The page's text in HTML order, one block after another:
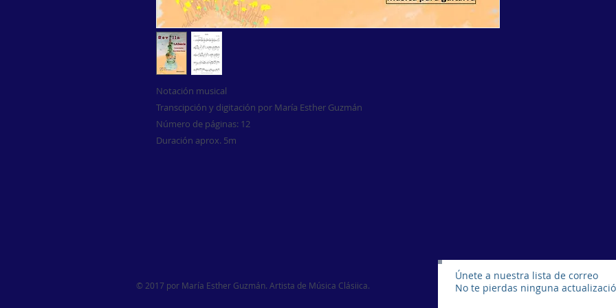
Notación musical
Transcipción y digitación por María Esther Guzmán
Número de páginas: 12
Duración aprox. 5m
© 2017 por María Esther Guzmán. Artista de Música Clásiica.
Únete a nuestra lista de correo
No te pierdas ninguna